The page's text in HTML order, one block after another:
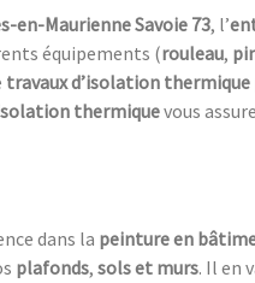
en-Maurienne Savoie 73, l’
équipements (rouleau,
travaux d’isolation thermique
thermiquevous
dans la peinture en
plafonds, sols et murs. Il en